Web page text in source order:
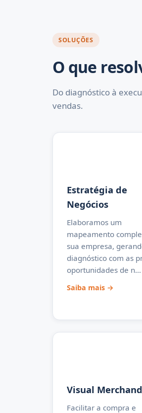
SOLUÇÕES
O que
Do diagnóstico à
vendas.
Estratégia de
Negócios
Elaboramos um
mapeamento
sua empresa,
diagnóstico com as
oportunidades de n…
Saiba mais →
Visual
Facilitar a compra e